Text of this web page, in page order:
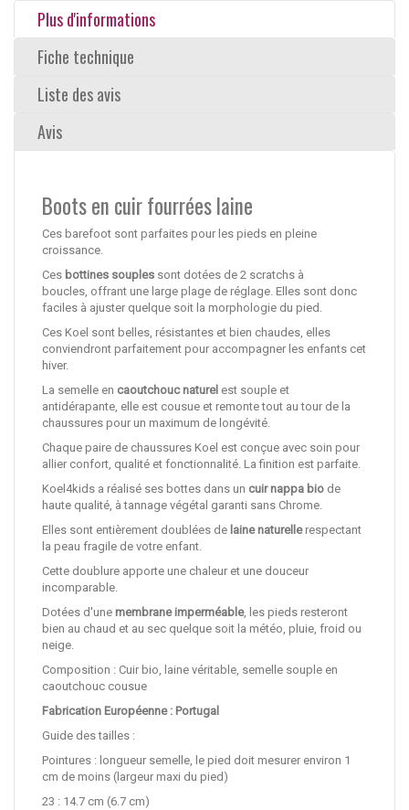
Plus d'informations
Fiche technique
Liste des avis
Avis
Boots en cuir fourrées laine
Ces barefoot sont parfaites pour les pieds en pleine
croissance.
Ces bottines souples sont dotées de 2 scratchs à
boucles, offrant une large plage de réglage. Elles sont donc
faciles à ajuster quelque soit la morphologie du pied.
Ces Koel sont belles, résistantes et bien chaudes, elles
conviendront parfaitement pour accompagner les enfants cet
hiver.
La semelle en caoutchouc naturel est souple et
antidérapante, elle est cousue et remonte tout au tour de la
chaussures pour un maximum de longévité.
Chaque paire de chaussures Koel est conçue avec soin pour
allier confort, qualité et fonctionnalité. La finition est parfaite.
Koel4kids a réalisé ses bottes dans un cuir nappa bio de
haute qualité, à tannage végétal garanti sans Chrome.
Elles sont entièrement doublées de laine naturellerespectant
la peau fragile de votre enfant.
Cette doublure apporte une chaleur et une douceur
incomparable.
Dotées d'une membrane imperméable, les pieds resteront
bien au chaud et au sec quelque soit la météo, pluie, froid ou
neige.
Composition : Cuir bio, laine véritable, semelle souple en
caoutchouc cousue
Fabrication Européenne : Portugal
Guide des tailles :
Pointures : longueur semelle, le pied doit mesurer environ 1
cm de moins (largeur maxi du pied)
23 : 14.7 cm (6.7 cm)